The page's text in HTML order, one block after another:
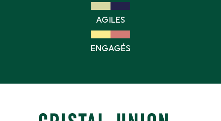
AGILES
ENGAGÉS